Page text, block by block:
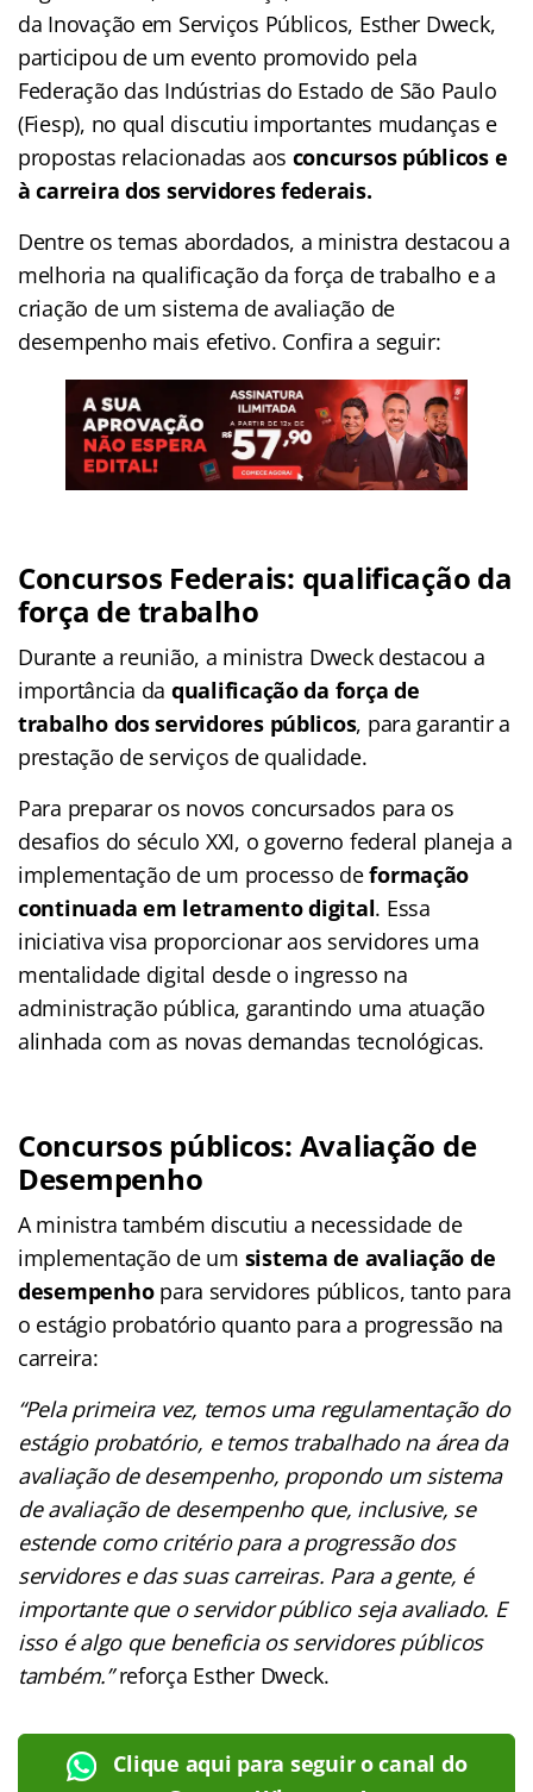
da Inovação em Serviços Públicos, Esther Dweck,
participou de um evento promovido pela
Federação das Indústrias do Estado de São Paulo
(Fiesp), no qual discutiu importantes mudanças e
propostas relacionadas aos concursos públicos e
à carreira dos servidores federais.
Dentre os temas abordados, a ministra destacou a
melhoria na qualificação da força de trabalho e a
criação de um sistema de avaliação de
desempenho mais efetivo. Confira a seguir:
Concursos Federais: qualificação da
força de trabalho
Durante a reunião, a ministra Dweck destacou a
importância da qualificação da força de
trabalho dos servidores públicos, para garantir a
prestação de serviços de qualidade.
Para preparar os novos concursados para os
desafios do século XXI, o governo federal planeja a
implementação de um processo deformação
continuada em letramento digital. Essa
iniciativa visa proporcionar aos servidores uma
mentalidade digital desde o ingresso na
administração pública, garantindo uma atuação
alinhada com as novas demandas tecnológicas.
Concursos públicos: Avaliação de
Desempenho
A ministra também discutiu a necessidade de
implementação de um sistema de avaliação de
desempenhopara servidores públicos, tanto para
o estágio probatório quanto para a progressão na
carreira:
“Pela primeira vez, temos uma regulamentação do
estágio probatório, e temos trabalhado na área da
avaliação de desempenho, propondo um sistema
de avaliação de desempenho que, inclusive, se
estende como critério para a progressão dos
servidores e das suas carreiras. Para a gente, é
importante que o servidor público seja avaliado. E
isso é algo que beneficia os servidores públicos
também.”reforça Esther Dweck.
Clique aqui para seguir o canal do